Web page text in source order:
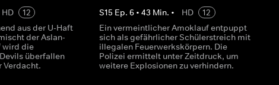
HD
12
aus der U-Haft
der Aslan-
wird die
überfallen
Verdacht.
S15 Ep.6 •43 Min. • HD
12
Ein vermeintlicher Amoklauf entpuppt
sich als gefährlicher Schülerstreich mit
illegalen Feuerwerkskörpern. Die
Polizei ermittelt unter Zeitdruck, um
weitere Explosionen zu verhindern.